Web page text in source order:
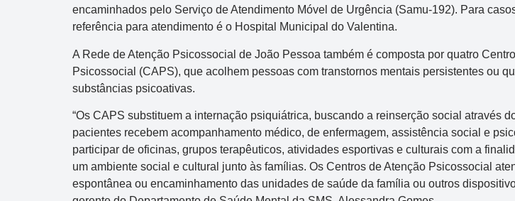
encaminhados pelo Serviço de Atendimento Móvel de Urgência (Samu-192). Para
referência para atendimento é o Hospital Municipal do Valentina.
A Rede de Atenção Psicossocial de João Pessoa também é composta por quatro
Psicossocial (CAPS), que acolhem pessoas com transtornos mentais persistentes ou
substâncias psicoativas.
“Os CAPS substituem a internação psiquiátrica, buscando a reinserção social através
pacientes recebem acompanhamento médico, de enfermagem, assistência social e
participar de oficinas, grupos terapêuticos, atividades esportivas e culturais com a
um ambiente social e cultural junto às famílias. Os Centros de Atenção Psicossocial
espontânea ou encaminhamento das unidades de saúde da família ou outros